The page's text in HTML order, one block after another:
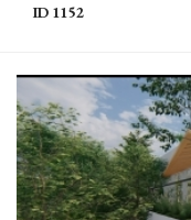
ID 1152